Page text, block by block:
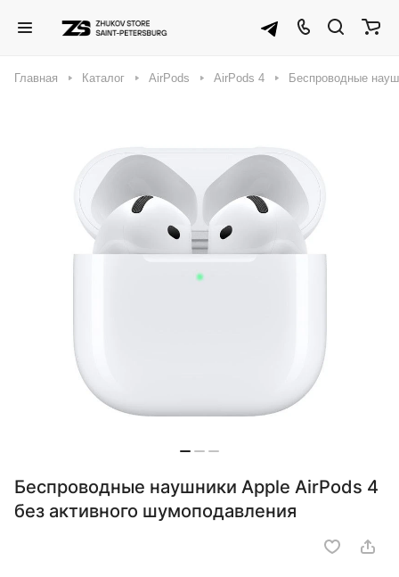
Главная Каталог AirPods AirPods 4 Беспроводные
Беспроводные наушники Apple AirPods 4
без активного шумоподавления